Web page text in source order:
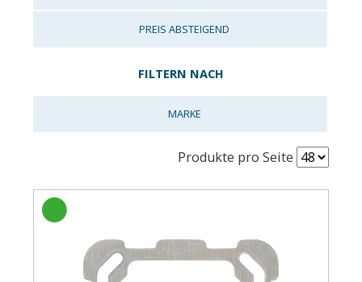
PREIS ABSTEIGEND
FILTERN NACH
MARKE
Produkte pro Seite